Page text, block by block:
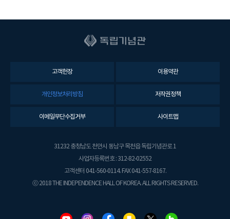
고객헌장 이용약관
개인정보처리방침 저작권정책
이메일무단수집거부 사이트맵
31232 충청남도 천안시 동남구 목천읍 독립기념관로 1
사업자등록번호 : 312-82-02552
고객센터 041-560-0114. FAX 041-557-8167.
ⓒ 2018 THE INDEPENDENCE HALL OF KOREA. ALL RIGHTS RESERVED.